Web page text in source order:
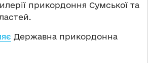
прикордоння Сумської та
Державна прикордонна